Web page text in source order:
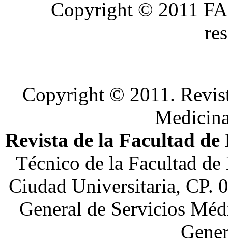
Copyright © 2011
Copyright © 2011.
Revista de la Facultad
Técnico de la Facultad
Ciudad Universitaria, CP.
General de Servicios